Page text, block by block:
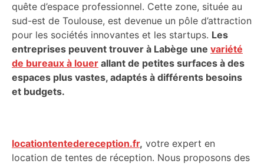
quête d’espace professionnel. Cette zone, située au
sud-est de Toulouse, est devenue un pôle d’attraction
pour les sociétés innovantes et les startups. Les
entreprises peuvent trouver à Labège une variété
de bureaux à louer allant de petites surfaces à des
espaces plus vastes, adaptés à différents besoins
et budgets.
locationtentedereception.fr, votre expert en
location de tentes de réception. Nous proposons des